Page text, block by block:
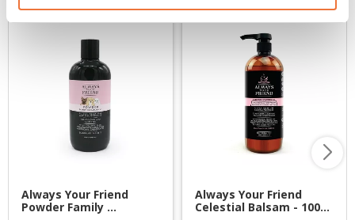
Always Your Friend
Powder Family
Always Your Friend
Celestial Balsam - 1000